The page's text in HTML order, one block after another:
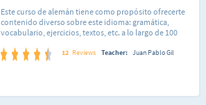
Este curso de alemán tiene como propósito ofrecerte
contenido diverso sobre este idioma: gramática,
vocabulario, ejercicios, textos, etc. a lo largo de 100
algún aspecto del mismo, podrás encontrar contenido
útil para aprender, repasar o mejorar el tus
comprobar como algunos de ellos tienen peor calidad
12 Reviews Teacher: Juan Pablo Gil